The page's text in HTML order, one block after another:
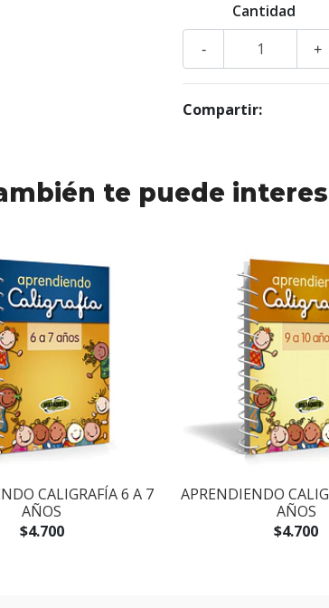
Cantidad
+
-
Compartir:
te puede
CALIGRAFÍA 6 A 7
AÑOS
$4.700
APRENDIENDO
AÑOS
$4.700